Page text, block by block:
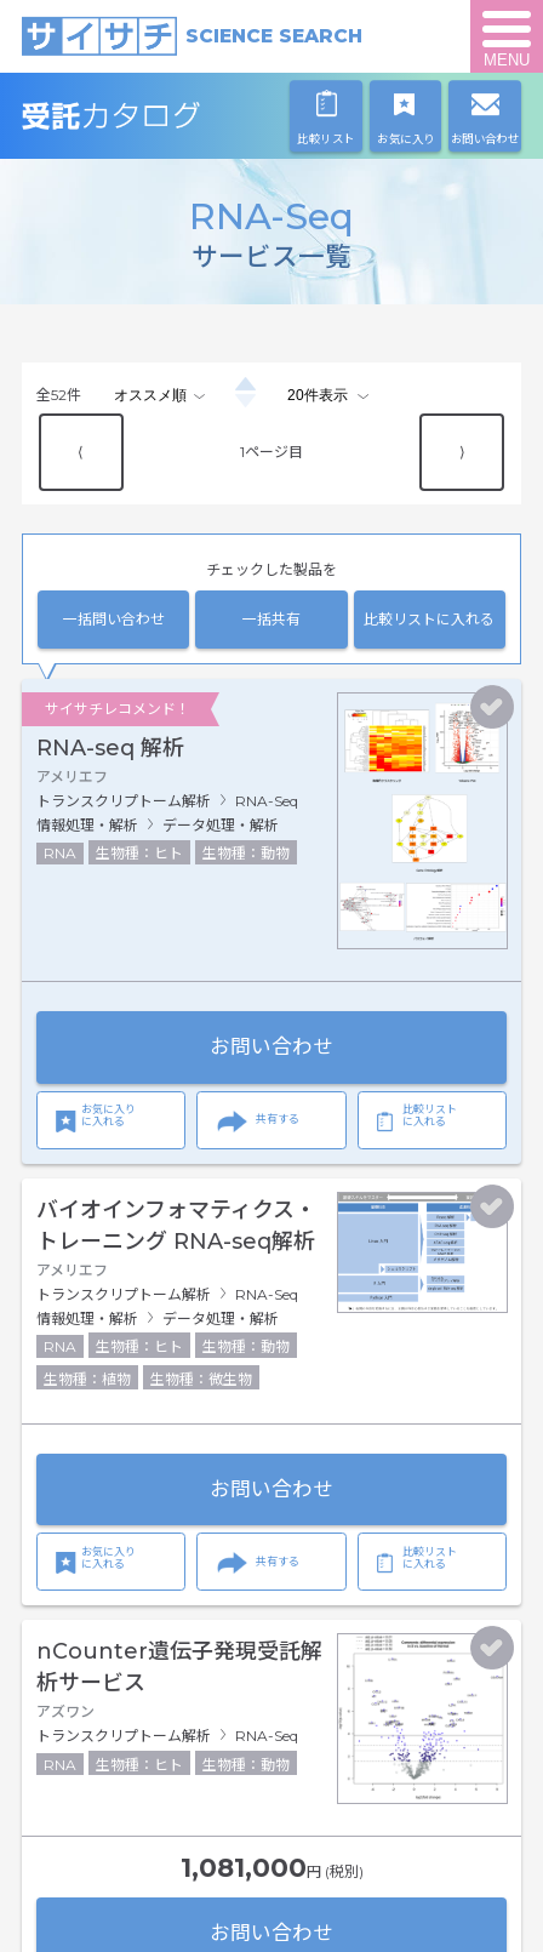
SCIENCE SEARCH
MENU
比較リスト お気に入り お問い合わせ
RNA-Seq
サービス一覧
全52件
⟨ 1 ⟩
チェックした製品を
一括問い合わせ 一括共有 比較リストに入れる
サイサチレコメンド！
RNA-seq 解析
アメリエフ
トランスクリプトーム解析
RNA-Seq
情報処理・解析
データ処理・解析
RNA
生物種：ヒト 生物種：動物
お問い合わせ
お気に入り
に入れる
共有する
比較リスト
に入れる
バイオインフォマティクス・
トレーニング RNA-seq解析
アメリエフ
トランスクリプトーム解析
RNA-Seq
情報処理・解析
データ処理・解析
RNA
生物種：ヒト
生物種：動物
生物種：植物
生物種：微生物
お問い合わせ
お気に入り
に入れる
共有する
比較リスト
に入れる
nCounter遺伝子発現受託解
析サービス
アズワン
トランスクリプトーム解析
RNA-Seq
RNA
生物種：ヒト 生物種：動物
1,081,000円 (税別)
お問い合わせ